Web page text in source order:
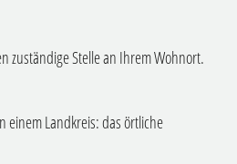
zuständige Stelle an Ihrem Wohnort.
einem Landkreis: das örtliche